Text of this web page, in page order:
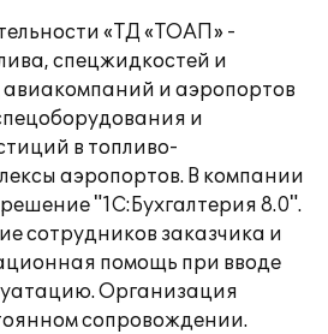
«ТД «ТОАП» -
спецжидкостей и
и аэропортов
и
в топливо-
аэропортов. В компании
"1С:Бухгалтерия 8.0".
сотрудников заказчика и
помощь при вводе
Организация
сопровождении.